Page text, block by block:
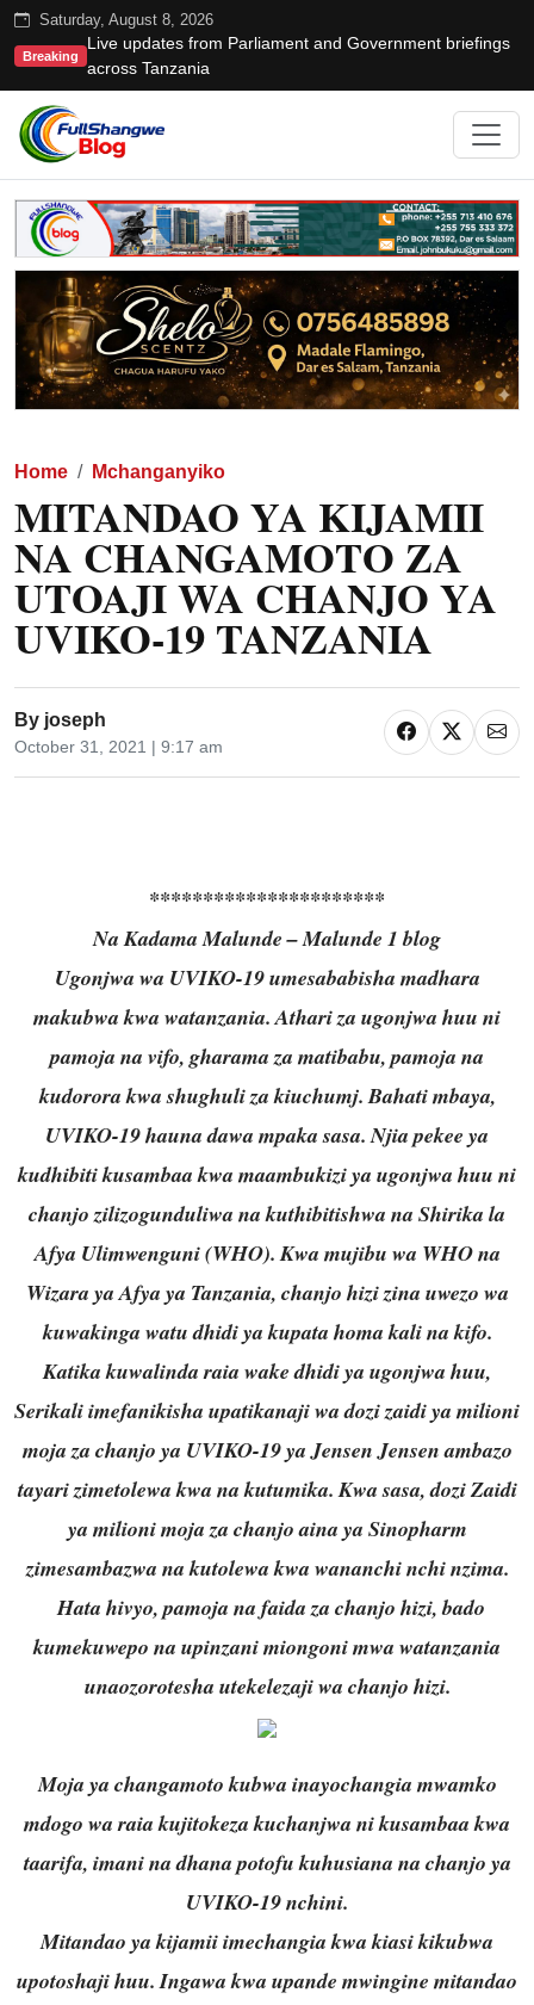
Saturday, August 8, 2026
Breaking
Live updates from Parliament and Government briefings
across Tanzania
Home Mchanganyiko
MITANDAO YA KIJAMII
NA CHANGAMOTO ZA
UTOAJI WA CHANJO YA
UVIKO-19 TANZANIA
By joseph
October 31, 2021 | 9:17 am
**********************
Na Kadama Malunde – Malunde 1 blog
Ugonjwa wa UVIKO-19 umesababisha madhara
makubwa kwa watanzania. Athari za ugonjwa huu ni
pamoja na vifo, gharama za matibabu, pamoja na
kudorora kwa shughuli za kiuchumj. Bahati mbaya,
UVIKO-19 hauna dawa mpaka sasa. Njia pekee ya
kudhibiti kusambaa kwa maambukizi ya ugonjwa huu ni
chanjo zilizogunduliwa na kuthibitishwa na Shirika la
Afya Ulimwenguni (WHO). Kwa mujibu wa WHO na
Wizara ya Afya ya Tanzania, chanjo hizi zina uwezo wa
kuwakinga watu dhidi ya kupata homa kali na kifo.
Katika kuwalinda raia wake dhidi ya ugonjwa huu,
Serikali imefanikisha upatikanaji wa dozi zaidi ya milioni
moja za chanjo ya UVIKO-19 ya Jensen Jensen ambazo
tayari zimetolewa kwa na kutumika. Kwa sasa, dozi Zaidi
ya milioni moja za chanjo aina ya Sinopharm
zimesambazwa na kutolewa kwa wananchi nchi nzima.
Hata hivyo, pamoja na faida za chanjo hizi, bado
kumekuwepo na upinzani miongoni mwa watanzania
unaozorotesha utekelezaji wa chanjo hizi.
Moja ya changamoto kubwa inayochangia mwamko
mdogo wa raia kujitokeza kuchanjwa ni kusambaa kwa
taarifa, imani na dhana potofu kuhusiana na chanjo ya
UVIKO-19 nchini.
Mitandao ya kijamii imechangia kwa kiasi kikubwa
upotoshaji huu. Ingawa kwa upande mwingine mitandao